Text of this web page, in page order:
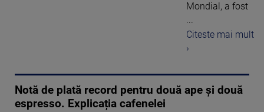
Mondial, a fost
...
Citeste mai mult
›
Notă de plată record pentru două ape și două
espresso. Explicația cafenelei